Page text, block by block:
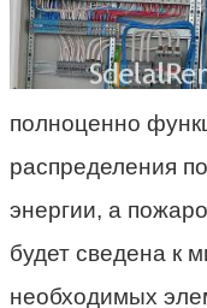
полноценно
распределения
энергии, а
будет сведена к
необходимых